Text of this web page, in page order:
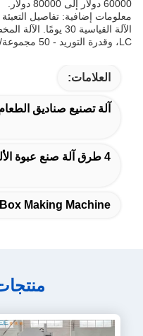
60000 دولار إلى 80000 دولار.
معلومات إضافية: تفاصيل
LC، وقدرة التوريد - 50 مجموعة/سنة.
العلامات:
آلة تصنيع صناديق الطعام من ورق
4 طرق آلة صنع عبوة الألومنيوم,آلة صنع الصحنات من شركة Mitsubishi PLC,12000 قطعة/ساعة آلة صناعة الصحنات من الألومنيوم
Making Machine